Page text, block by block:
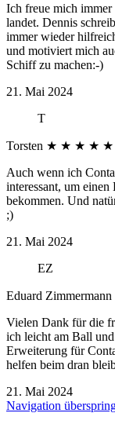
Ich freue mich immer
landet. Dennis
immer wieder
und motiviert mich
Schiff zu machen:-)
21. Mai 2024
T
Torsten ★ ★ ★ ★ ★
Auch wenn ich
interessant, um
bekommen. Und
;)
21. Mai 2024
EZ
Eduard Zimmermann
Vielen Dank für die
ich leicht am Ball
Erweiterung für
helfen beim dran
21. Mai 2024
Navigation